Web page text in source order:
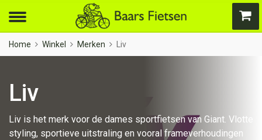
Home Winkel Merken Liv
Liv
Liv is het merk voor de dames sportfietsen van Giant. Vlotte
styling, sportieve uitstraling en vooral frameverhoudingen